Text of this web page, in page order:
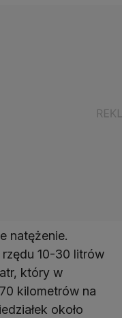
natężenie.
10-30 litrów
który w
kilometrów na
około